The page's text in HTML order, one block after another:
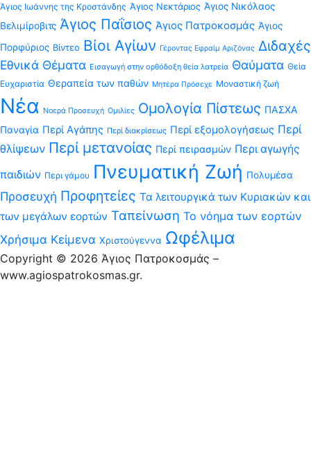
Άγιος Ιωάννης της Κροστάνδης Άγιος Νεκτάριος Άγιος Νικόλαος
Βελιμίροβιτς Άγιος Παΐσιος Άγιος Πατροκοσμάς Άγιος
Πορφύριος Βίντεο Βίοι Αγίων Γέροντας Εφραίμ Αριζόνας Διδαχές
Εθνικά Θέματα Εισαγωγή στην ορθόδοξη θεία λατρεία Θαύματα Θεία
Ευχαριστία Θεραπεία των παθών Μητέρα Πρόσεχε Μοναστική ζωή
Νέα Νοερά Προσευχή Ομιλίες Ομολογία Πίστεως ΠΑΣΧΑ
Παναγία Περί Αγάπης Περί διακρίσεως Περί εξομολογήσεως Περί
θλίψεων Περί μετανοίας Περί πειρασμών Περι αγωγής
παιδιών Περι γάμου Πνευματική Ζωή Πολυμέσα
Προσευχή Προφητείες Τα λειτουργικά των Κυριακών και
των μεγάλων εορτών Ταπείνωση Το νόημα των εορτών
Χρήσιμα Κείμενα Χριστούγεννα Ωφέλιμα
Copyright © 2026 Άγιος Πατροκοσμάς –
www.agiospatrokosmas.gr.